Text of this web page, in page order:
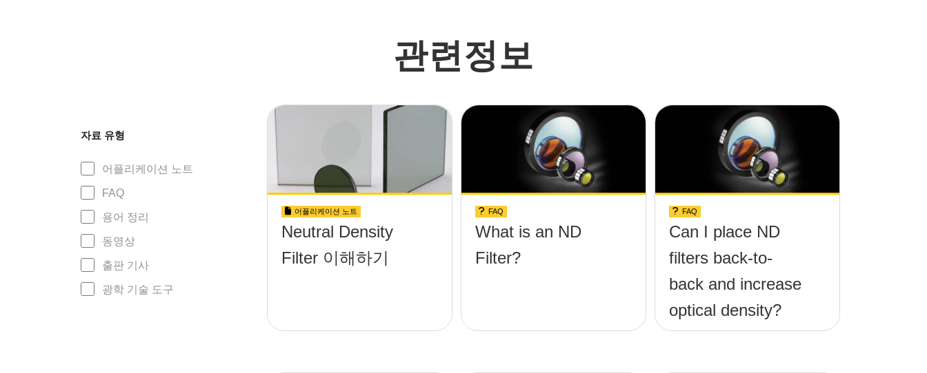
관련정보
자료 유형
어플리케이션 노트
FAQ
용어 정리
동영상
출판 기사
광학 기술 도구
어플리케이션 노트
Neutral Density
Filter 이해하기
FAQ
What is an ND
Filter?
FAQ
Can I place ND
filters back-to-
back and increase
optical density?